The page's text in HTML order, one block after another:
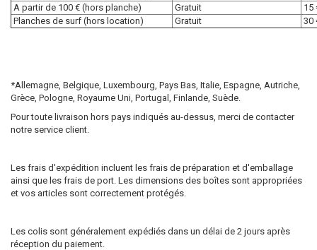
A partir de 100 € (hors planche)
Gratuit
15
Planches de surf (hors location)
Gratuit 30
*Allemagne, Belgique, Luxembourg, Pays Bas, Italie, Espagne, Autriche,
Grèce, Pologne, Royaume Uni, Portugal, Finlande, Suède.
Pour toute livraison hors pays indiqués au-dessus, merci de contacter
notre service client.
Les frais d'expédition incluent les frais de préparation et d'emballage
ainsi que les frais de port. Les dimensions des boîtes sont appropriées
et vos articles sont correctement protégés.
Les colis sont généralement expédiés dans un délai de 2 jours après
réception du paiement.